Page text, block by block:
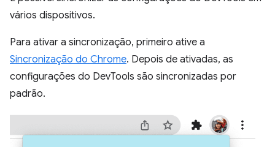
vários dispositivos.
Para ativar a sincronização, primeiro ative a
Sincronização do Chrome. Depois de ativadas, as
configurações do DevTools são sincronizadas por
padrão.